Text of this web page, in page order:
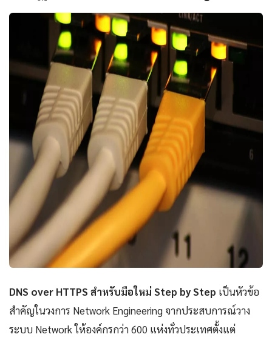
DNS over HTTPS สำหรับมือใหม่ Step by Step เป็นหัวข้อ
สำคัญในวงการ Network Engineering จากประสบการณ์วาง
ระบบ Network ให้องค์กรกว่า 600 แห่งทั่วประเทศตั้งแต่